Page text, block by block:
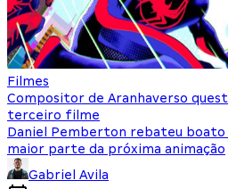
Filmes
Compositor de Aranhaverso
terceiro filme
Daniel Pemberton rebateu boato
maior parte da próxima animação
Gabriel Avila